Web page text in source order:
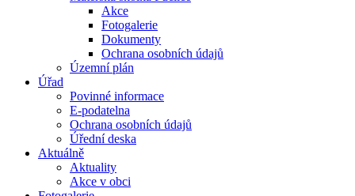
Akce
Fotogalerie
Dokumenty
Ochrana osobních údajů
Územní plán
Úřad
Povinné informace
E-podatelna
Ochrana osobních údajů
Úřední deska
Aktuálně
Aktuality
Akce v obci